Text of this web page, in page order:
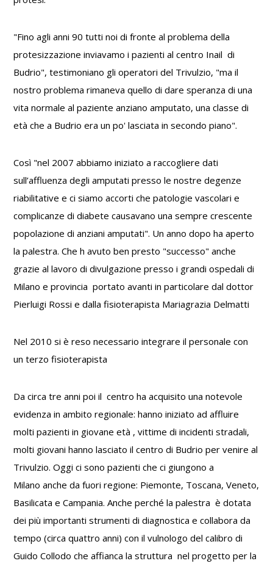
"Fino agli anni 90 tutti noi di fronte al problema della
protesizzazione inviavamo i pazienti al centro Inail di
Budrio", testimoniano gli operatori del Trivulzio, "ma il
nostro problema rimaneva quello di dare speranza di una
vita normale al paziente anziano amputato, una classe di
età che a Budrio era un po' lasciata in secondo piano".
Così "nel 2007 abbiamo iniziato a raccogliere dati
sull’affluenza degli amputati presso le nostre degenze
riabilitative e ci siamo accorti che patologie vascolari e
complicanze di diabete causavano una sempre crescente
popolazione di anziani amputati". Un anno dopo ha aperto
la palestra. Che h avuto ben presto "successo" anche
grazie al lavoro di divulgazione presso i grandi ospedali di
Milano e provincia portato avanti in particolare dal dottor
Pierluigi Rossi e dalla fisioterapista Mariagrazia Delmatti
Nel 2010 si è reso necessario integrare il personale con
un terzo fisioterapista
Da circa tre anni poi il centro ha acquisito una notevole
evidenza in ambito regionale: hanno iniziato ad affluire
molti pazienti in giovane età , vittime di incidenti stradali,
molti giovani hanno lasciato il centro di Budrio per venire al
Trivulzio. Oggi ci sono pazienti che ci giungono a
Milano anche da fuori regione: Piemonte, Toscana, Veneto,
Basilicata e Campania. Anche perché la palestra è dotata
dei più importanti strumenti di diagnostica e collabora da
tempo (circa quattro anni) con il vulnologo del calibro di
Guido Collodo che affianca la struttura nel progetto per la